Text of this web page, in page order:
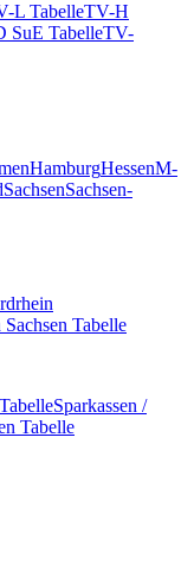
L TabelleTV-H
SuE TabelleTV-
HamburgHessenM-
SachsenSachsen-
Tabelle
Sparkassen /
Tabelle